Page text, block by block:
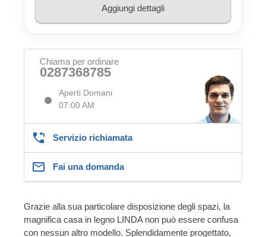
Aggiungi dettagli
Chiama per ordinare
0287368785
Aperti Domani
07:00 AM
Servizio richiamata
Fai una domanda
Grazie alla sua particolare disposizione degli spazi, la
magnifica casa in legno LINDA non può essere confusa
con nessun altro modello. Splendidamente progettato,